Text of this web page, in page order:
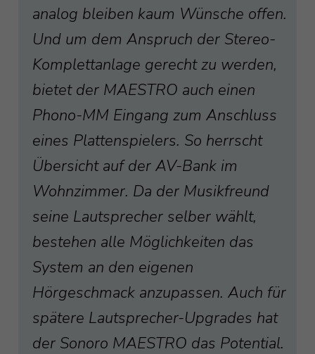
analog bleiben kaum Wünsche offen.
Und um dem Anspruch der Stereo-
Komplettanlage gerecht zu werden,
bietet der MAESTRO auch einen
Phono-MM Eingang zum Anschluss
eines Plattenspielers. So herrscht
Übersicht auf der AV-Bank im
Wohnzimmer. Da der Musikfreund
seine Lautsprecher selber wählt,
bestehen alle Möglichkeiten das
System an den eigenen
Hörgeschmack anzupassen. Auch für
spätere Lautsprecher-Upgrades hat
der Sonoro MAESTRO das Potential.